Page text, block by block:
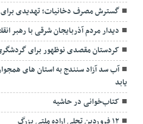
گسترش مصرف دخانیات؛ تهدیدی برای
دیدار مردم آذربایجان شرقی با رهبر
کردستان مقصدی نوظهور برای
آب سد آزاد سنندج به استان های
یابد
کتاب‌خوانی در حاشیه